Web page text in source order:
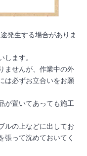
発生する場合がありま
します。
ませんが、作業中の外
は必ずお立合いをお願
が置いてあっても施工
ルの上などに出してお
張って沈めておいてく